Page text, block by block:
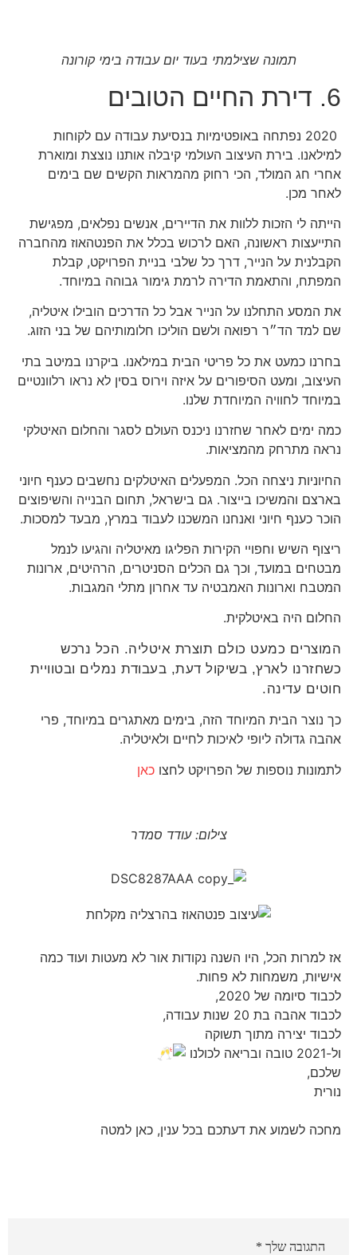
תמונה שצילמתי בעוד יום עבודה בימי קורונה
6. דירת החיים הטובים
2020 נפתחה באופטימיות בנסיעת עבודה עם לקוחות
למילאנו. בירת העיצוב העולמי קיבלה אותנו נוצצת ומוארת
אחרי חג המולד, הכי רחוק מהמראות הקשים שם בימים
לאחר מכן.
הייתה לי הזכות ללוות את הדיירים, אנשים נפלאים, מפגישת
התייעצות ראשונה, האם לרכוש בכלל את הפנטהאוז מהחברה
הקבלנית על הנייר, דרך כל שלבי בניית הפרויקט, קבלת
המפתח, והתאמת הדירה לרמת גימור גבוהה במיוחד.
את המסע התחלנו על הנייר אבל כל הדרכים הובילו איטליה,
שם למד הד״ר רפואה ולשם הוליכו חלומותיהם של בני הזוג.
בחרנו כמעט את כל פריטי הבית במילאנו. ביקרנו במיטב בתי
העיצוב, ומעט הסיפורים על איזה וירוס בסין לא נראו רלוונטיים
במיוחד לחוויה המיוחדת שלנו.
כמה ימים לאחר שחזרנו ניכנס העולם לסגר והחלום האיטלקי
נראה מתרחק מהמציאות.
החיוניות ניצחה הכל. המפעלים האיטלקים נחשבים כענף חיוני
בארצם והמשיכו בייצור. גם בישראל, תחום הבנייה והשיפוצים
הוכר כענף חיוני ואנחנו המשכנו לעבוד במרץ, מבעד למסכות.
ריצוף השיש וחפויי הקירות הפליגו מאיטליה והגיעו לנמל
מבטחים במועד, וכך גם הכלים הסניטרים, הרהיטים, ארונות
המטבח וארונות האמבטיה עד אחרון מתלי המגבות.
החלום היה באיטלקית.
המוצרים כמעט כולם תוצרת איטליה. הכל נרכש
כשחזרנו לארץ, בשיקול דעת, בעבודת נמלים ובטוויית
חוטים עדינה.
כך נוצר הבית המיוחד הזה, בימים מאתגרים במיוחד, פרי
אהבה גדולה ליופי לאיכות לחיים ולאיטליה.
לתמונות נוספות של הפרויקט לחצו כאן
צילום: עודד סמדר
אז למרות הכל, היו השנה נקודות אור לא מעטות ועוד כמה
אישיות, משמחות לא פחות.
לכבוד סיומה של 2020,
לכבוד אהבה בת 20 שנות עבודה,
לכבוד יצירה מתוך תשוקה
ול-2021 טובה ובריאה לכולנו
שלכם,
נורית
מחכה לשמוע את דעתכם בכל ענין, כאן למטה
התגובה שלך *